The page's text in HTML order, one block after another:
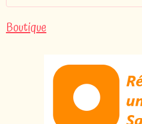
Boutique